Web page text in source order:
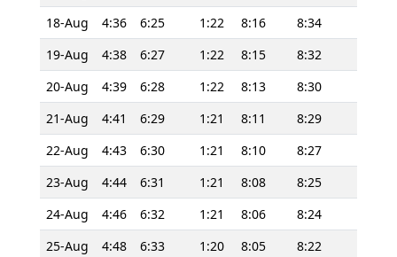
18-Aug
4:36 6:25 1:22 8:16
8:34
19-Aug
4:38 6:27 1:22 8:15
8:32
20-Aug
4:39 6:28 1:22 8:13
8:30
21-Aug
4:41 6:29 1:21 8:11
8:29
22-Aug
4:43 6:30 1:21 8:10
8:27
23-Aug
4:44 6:31 1:21 8:08
8:25
24-Aug
4:46 6:32 1:21 8:06
8:24
25-Aug
4:48 6:33 1:20 8:05
8:22